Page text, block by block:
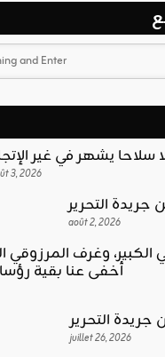
يشهر في غير
3, 2026
août 2, 2026
وغرف المرزوقي
أخفى عنا بقية
juillet 26, 2026